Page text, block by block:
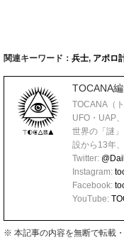
関連キーワード： 兵士, アポロ
TOCANA
TOCANA（
UFO・UAP
世界の「謎
設から13年
Twitter:
Instagram:
Facebook:
YouTube:
※ 本記事の内容を無断で転載